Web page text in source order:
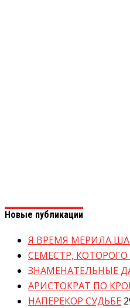
Новые публикации
Я ВРЕМЯ МЕРИЛА
СЕМЕСТР,
ЗНАМЕНАТЕЛЬНЫЕ
АРИСТОКРАТ ПО
НАПЕРЕКОР СУДЬБЕ